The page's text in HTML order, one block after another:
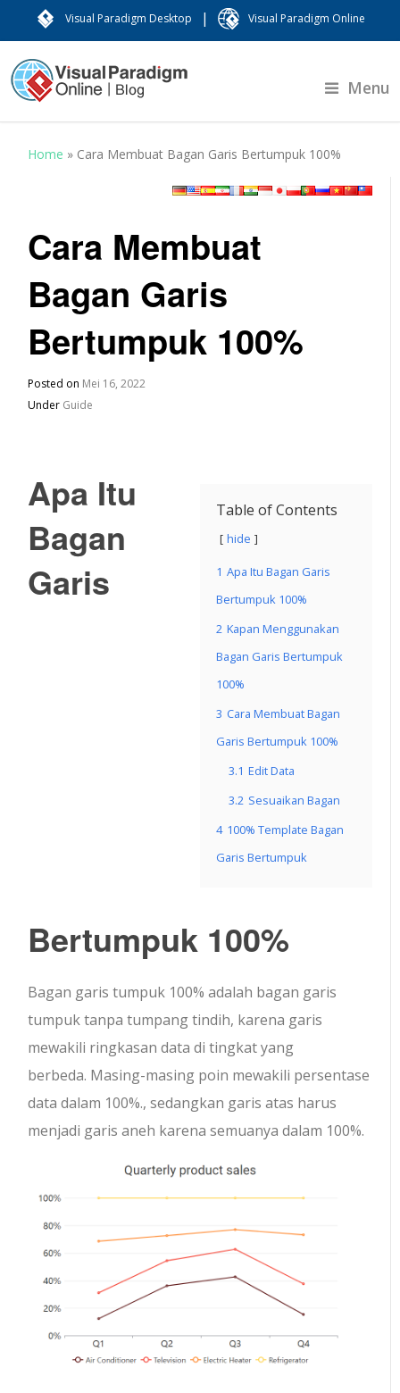
Visual Paradigm Desktop | Visual Paradigm Online
Menu
Home » Cara Membuat Bagan Garis Bertumpuk 100%
Cara Membuat
Bagan Garis
Bertumpuk 100%
Posted on Mei 16, 2022
Under Guide
Table of Contents
hide
1 Apa Itu Bagan Garis
Bertumpuk 100%
2 Kapan Menggunakan
Bagan Garis Bertumpuk
100%
3 Cara Membuat Bagan
Garis Bertumpuk 100%
3.1 Edit Data
3.2 Sesuaikan Bagan
4 100% Template Bagan
Garis Bertumpuk
Apa Itu
Bagan
Garis
Bertumpuk 100%
Bagan garis tumpuk 100% adalah bagan garis
tumpuk tanpa tumpang tindih, karena garis
mewakili ringkasan data di tingkat yang
berbeda. Masing-masing poin mewakili persentase
data dalam 100%., sedangkan garis atas harus
menjadi garis aneh karena semuanya dalam 100%.